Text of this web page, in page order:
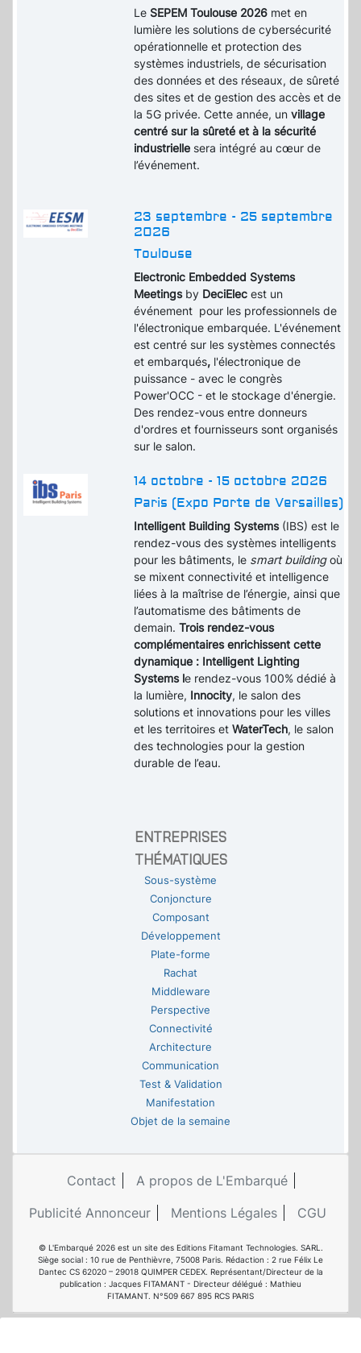
Le SEPEM Toulouse 2026 met en
lumière les solutions de cybersécurité
opérationnelle et protection des
systèmes industriels, de sécurisation
des données et des réseaux, de sûreté
des sites et de gestion des accès et de
la 5G privée. Cette année, unvillage
centré sur la sûreté et à la sécurité
industrielle sera intégré au cœur de
l’événement.
23 septembre - 25 septembre
2026
Toulouse
Electronic Embedded Systems
Meetingsby DeciElecest un
événement pour les professionnels de
l'électronique embarquée. L'événement
est centré sur les systèmes connectés
et embarqués, l'électronique de
puissance - avec le congrès
Power'OCC - et le stockage d'énergie.
Des rendez-vous entre donneurs
d'ordres et fournisseurs sont organisés
sur le salon.
14 octobre - 15 octobre 2026
Paris (Expo Porte de Versailles)
Intelligent Building Systems(IBS) est le
rendez-vous des systèmes intelligents
pour les bâtiments, le smart buildingoù
se mixent connectivité et intelligence
liées à la maîtrise de l’énergie, ainsi que
l’automatisme des bâtiments de
demain.Trois rendez-vous
complémentaires enrichissent cette
dynamique : Intelligent Lighting
Systems le rendez-vous 100% dédié à
la lumière, Innocity, le salon des
solutions et innovations pour les villes
et les territoires etWaterTech, le salon
des technologies pour la gestion
durable de l’eau.
ENTREPRISES
THÉMATIQUES
Sous-système
Conjoncture
Composant
Développement
Plate-forme
Rachat
Middleware
Perspective
Connectivité
Architecture
Communication
Test & Validation
Manifestation
Objet de la semaine
Contact
A propos de L'Embarqué
Publicité Annonceur
Mentions Légales CGU
© L'Embarqué 2026 est un site des Editions Fitamant Technologies. SARL.
Siège social : 10 rue de Penthièvre, 75008 Paris. Rédaction : 2 rue Félix Le
Dantec CS 62020 – 29018 QUIMPER CEDEX. Représentant/Directeur de la
publication : Jacques FITAMANT - Directeur délégué : Mathieu
FITAMANT. N°509 667 895 RCS PARIS